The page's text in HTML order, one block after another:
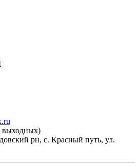
выходных)
рн, с. Красный путь, ул.